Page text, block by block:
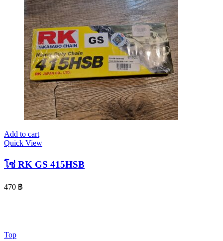
Add to cart
Quick View
โซ่ RK GS 415HSB
470 ฿
Top